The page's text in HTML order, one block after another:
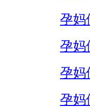
孕妈
孕妈
孕妈
孕妈